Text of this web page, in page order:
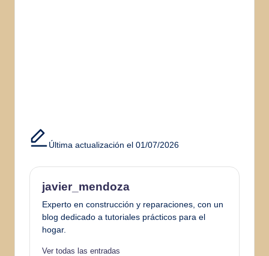
Última actualización el 01/07/2026
javier_mendoza
Experto en construcción y reparaciones, con un
blog dedicado a tutoriales prácticos para el
hogar.
Ver todas las entradas